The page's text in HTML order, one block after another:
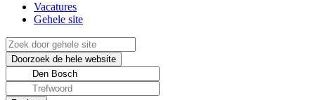
Vacatures
Gehele site